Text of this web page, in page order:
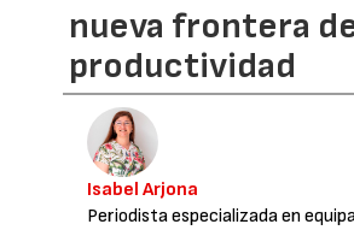
nueva frontera
productividad
Isabel Arjona
Periodista especializada en